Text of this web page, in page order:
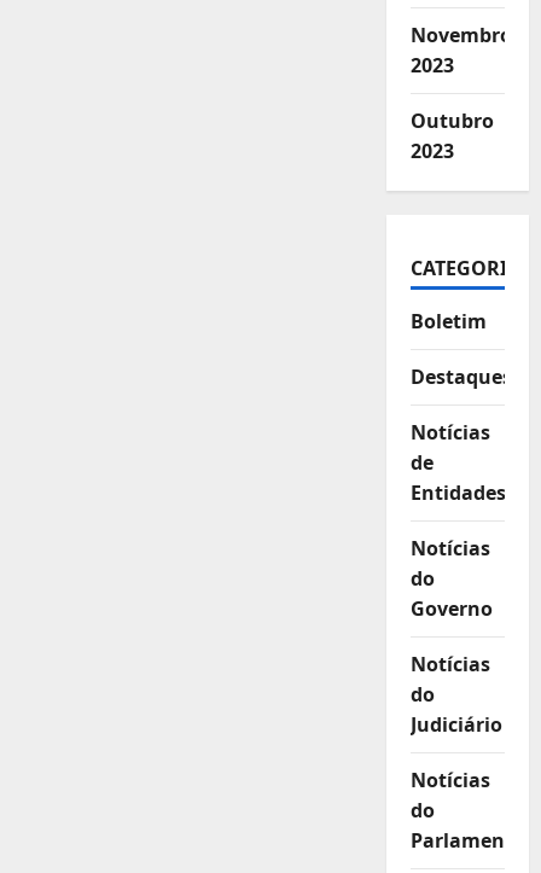
Novembro
2023
Outubro
2023
CATEGORIAS
Boletim
Destaques
Notícias
de
Entidades
Notícias
do
Governo
Notícias
do
Judiciário
Notícias
do
Parlamento